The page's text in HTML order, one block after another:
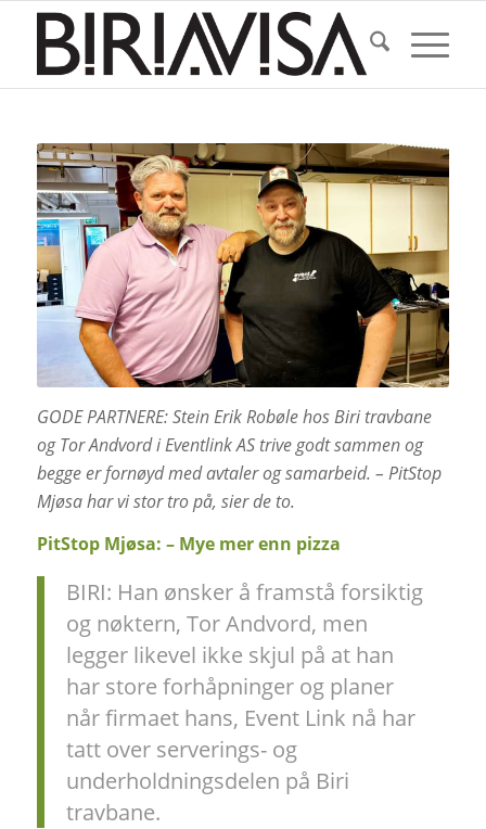
GODE PARTNERE: Stein Erik Robøle hos Biri travbane
og Tor Andvord i Eventlink AS trive godt sammen og
begge er fornøyd med avtaler og samarbeid. – PitStop
Mjøsa har vi stor tro på, sier de to.
PitStop Mjøsa: – Mye mer enn pizza
BIRI: Han ønsker å framstå forsiktig
og nøktern, Tor Andvord, men
legger likevel ikke skjul på at han
har store forhåpninger og planer
når firmaet hans, Event Link nå har
tatt over serverings- og
underholdningsdelen på Biri
travbane.